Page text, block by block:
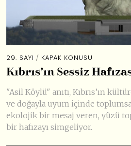
29. SAYI / KAPAK KONUSU
Kıbrıs’ın Sessiz
"Asil Köylü" anıtı, Kıbrıs’ın
ve doğayla uyum içinde
ekolojik bir mesaj veren, yüzü
bir hafızayı simgeliyor.